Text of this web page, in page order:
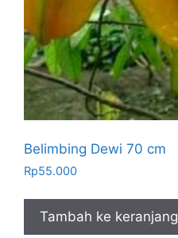
Belimbing Dewi 70 cm
Rp55.000
Tambah ke keranjang